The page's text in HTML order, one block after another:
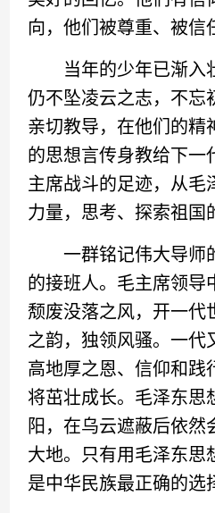
向，他们被尊重、被信
当年的少年已渐入壮
仍不坠凌云之志，不忘
亲切教导，在他们的精
的思想言传身教给下一
主席战斗的足迹，从毛
力量，思考、探索祖国
一群铭记伟大导师
的接班人。毛主席领导
颓废没落之风，开一代
之韵，独领风骚。一代
高地厚之恩、信仰和践
将茁壮成长。毛泽东思
阳，在乌云遮蔽后依然
大地。只有用毛泽东思
是中华民族最正确的选